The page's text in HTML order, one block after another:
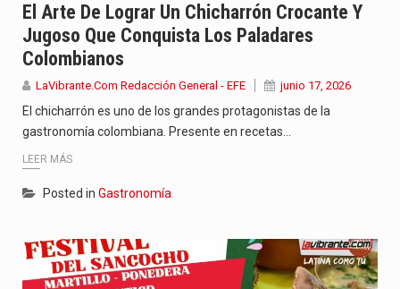
Las autoridades sanitarias de Francia y España mantienen bajo vigilancia…
El Arte De Lograr Un Chicharrón Crocante Y
Jugoso Que Conquista Los Paladares
Colombianos
LaVibrante.Com Redacción General - EFE junio 17, 2026
El chicharrón es uno de los grandes protagonistas de la
gastronomía colombiana. Presente en recetas…
LEER MÁS
Posted in Gastronomía